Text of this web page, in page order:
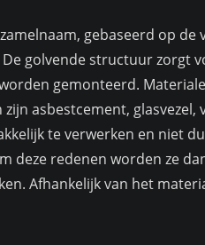
gebaseerd op
golvende structuur zorgt
gemonteerd.
asbestcement, glasvezel,
te verwerken en niet
deze redenen worden ze
Afhankelijk van het